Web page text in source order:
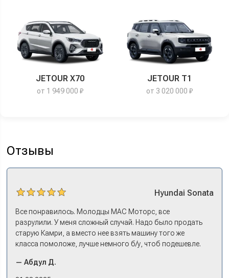
JETOUR X70
от 1 949 000 ₽
JETOUR T1
от 3 020 000 ₽
Отзывы
Hyundai Sonata
Все понравилось. Молодцы МАС Моторс, все
разрулили. У меня сложный случай. Надо было продать
старую Камри, а вместо нее взять машину того же
класса помоложе, лучше немного б/у, чтоб подешевле.
либо самому всем этим заниматься – а работать когда?
Либо искать салон, где есть нормальный трейд-ин. И
— Абдул Д.